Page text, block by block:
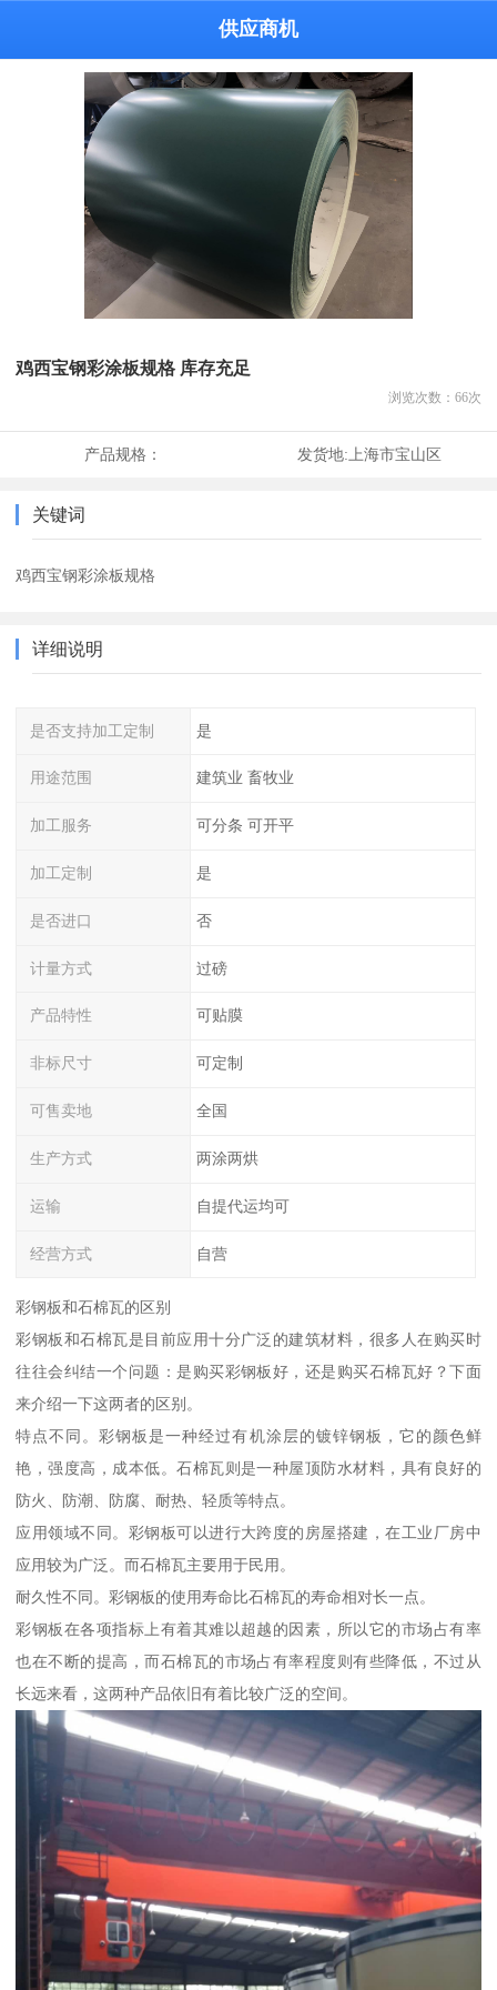
供应商机
鸡西宝钢彩涂板规格 库存充足
浏览次数： 66次
产品规格： 发货地:上海市宝山区
关键词
鸡西宝钢彩涂板规格
详细说明
是否支持加工定制 是
用途范围 建筑业 畜牧业
加工服务 可分条 可开平
加工定制 是
是否进口 否
计量方式 过磅
产品特性 可贴膜
非标尺寸 可定制
可售卖地 全国
生产方式 两涂两烘
运输 自提代运均可
经营方式 自营
彩钢板和石棉瓦的区别
彩钢板和石棉瓦是目前应用十分广泛的建筑材料，很多人在购买时
往往会纠结一个问题：是购买彩钢板好，还是购买石棉瓦好？下面
来介绍一下这两者的区别。
特点不同。彩钢板是一种经过有机涂层的镀锌钢板，它的颜色鲜
艳，强度高，成本低。石棉瓦则是一种屋顶防水材料，具有良好的
防火、防潮、防腐、耐热、轻质等特点。
应用领域不同。彩钢板可以进行大跨度的房屋搭建，在工业厂房中
应用较为广泛。而石棉瓦主要用于民用。
耐久性不同。彩钢板的使用寿命比石棉瓦的寿命相对长一点。
彩钢板在各项指标上有着其难以超越的因素，所以它的市场占有率
也在不断的提高，而石棉瓦的市场占有率程度则有些降低，不过从
长远来看，这两种产品依旧有着比较广泛的空间。